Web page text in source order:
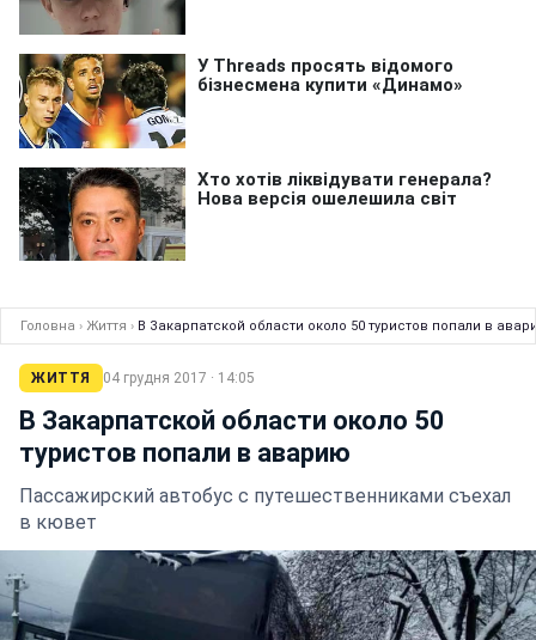
Головна › Життя › В Закарпатской области около 50 туристов попали в
ЖИТТЯ 04 грудня 2017 · 14:05
В Закарпатской области около 50
туристов попали в аварию
Пассажирский автобус с путешественниками съехал
в кювет